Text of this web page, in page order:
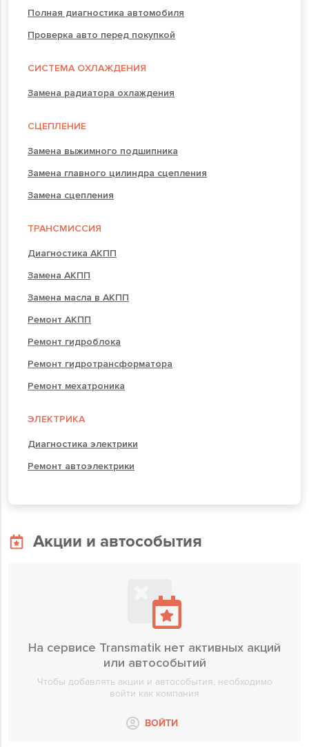
Полная диагностика автомобиля
Проверка авто перед покупкой
СИСТЕМА ОХЛАЖДЕНИЯ
Замена радиатора охлаждения
СЦЕПЛЕНИЕ
Замена выжимного подшипника
Замена главного цилиндра сцепления
Замена сцепления
ТРАНСМИССИЯ
Диагностика АКПП
Замена АКПП
Замена масла в АКПП
Ремонт АКПП
Ремонт гидроблока
Ремонт гидротрансформатора
Ремонт мехатроника
ЭЛЕКТРИКА
Диагностика электрики
Ремонт автоэлектрики
Акции и автособытия
На сервисе Transmatik нет активных акций
или автособытий
Чтобы добавлять акции и автособытия, необходимо
войти как компания
ВОЙТИ